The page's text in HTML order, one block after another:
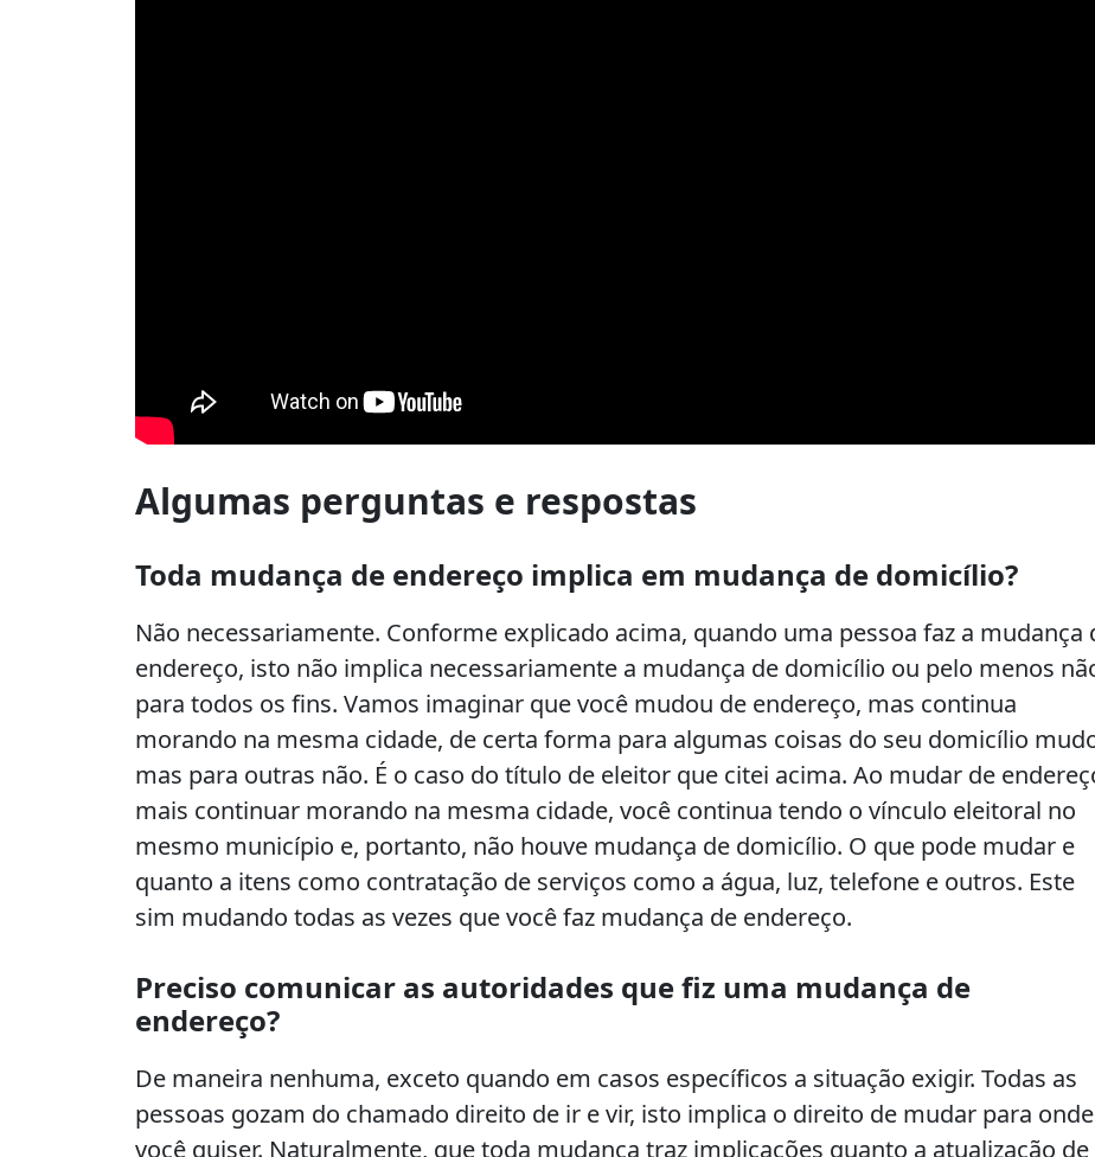
Algumas perguntas e respostas
Toda mudança de endereço implica em mudança de domicílio?
Não necessariamente. Conforme explicado acima, quando uma pessoa faz a mudança
endereço, isto não implica necessariamente a mudança de domicílio ou pelo menos
para todos os fins. Vamos imaginar que você mudou de endereço, mas continua
morando na mesma cidade, de certa forma para algumas coisas do seu domicílio
mas para outras não. É o caso do título de eleitor que citei acima. Ao mudar de
mais continuar morando na mesma cidade, você continua tendo o vínculo eleitoral no
mesmo município e, portanto, não houve mudança de domicílio. O que pode mudar e
quanto a itens como contratação de serviços como a água, luz, telefone e outros. Este
sim mudando todas as vezes que você faz mudança de endereço.
Preciso comunicar as autoridades que fiz uma mudança de
endereço?
De maneira nenhuma, exceto quando em casos específicos a situação exigir. Todas as
pessoas gozam do chamado direito de ir e vir, isto implica o direito de mudar para onde
você quiser. Naturalmente, que toda mudança traz implicações quanto a atualização de